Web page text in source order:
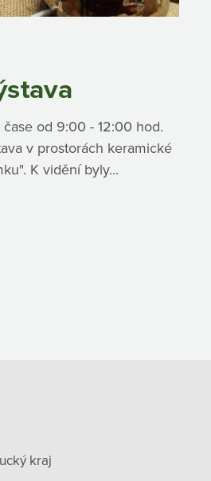
od 9:00 - 12:00 hod.
v prostorách keramické
K vidění byly...
kraj